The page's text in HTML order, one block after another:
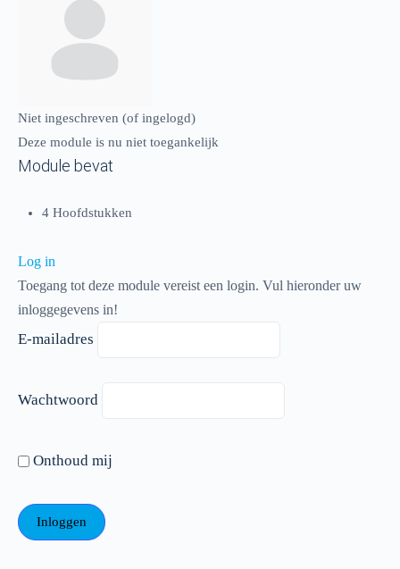
Niet ingeschreven (of ingelogd)
Deze module is nu niet toegankelijk
Module bevat
4 Hoofdstukken
Log in
Toegang tot deze module vereist een login. Vul hieronder uw
inloggegevens in!
E-mailadres
Wachtwoord
Onthoud mij